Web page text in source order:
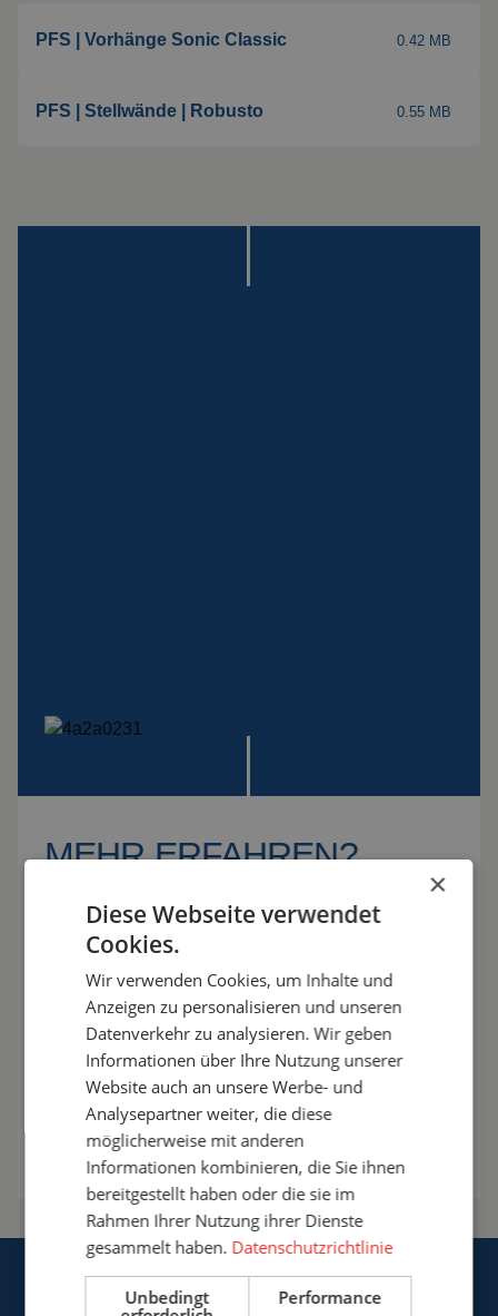
PFS | Vorhänge Sonic Classic 0.42 MB
PFS | Stellwände | Robusto 0.55 MB
MEHR ERFAHREN?
Wir helfen Ihnen gerne! Lassen Sie uns die
Möglichkeiten besprechen und die Lösung finden,
die am besten zu Ihrem Arbeitsplatz passt.
Entscheiden Sie sich für Sicherheit mit Cepro.
+49 (0)3222 - 1092 081
info@cepro.de
Möglichkeiten besprechen
×
Diese Webseite verwendet
Cookies.
Wir verwenden Cookies, um Inhalte und
Anzeigen zu personalisieren und unseren
Datenverkehr zu analysieren. Wir geben
Informationen über Ihre Nutzung unserer
Website auch an unsere Werbe- und
Analysepartner weiter, die diese
möglicherweise mit anderen
Informationen kombinieren, die Sie ihnen
bereitgestellt haben oder die sie im
Rahmen Ihrer Nutzung ihrer Dienste
gesammelt haben. Datenschutzrichtlinie
Unbedingt
Performance